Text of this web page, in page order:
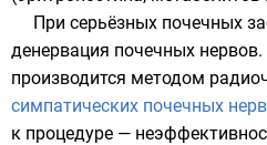
При серьёзных почечных
денервация почечных
производится методом
симпатических почечных
к процедуре —